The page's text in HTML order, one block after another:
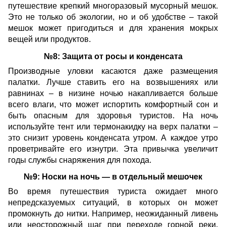
путешествие крепкий многоразовый мусорный мешок.
Это не только об экологии, но и об удобстве – такой
мешок может пригодиться и для хранения мокрых
вещей или продуктов.
№8: Защита от росы и конденсата
Производные уловки касаются даже размещения
палатки. Лучше ставить его на возвышениях или
равнинах – в низине ночью накапливается больше
всего влаги, что может испортить комфортный сон и
быть опасным для здоровья туристов. На ночь
используйте тент или термонакидку на верх палатки –
это снизит уровень конденсата утром. А каждое утро
проветривайте его изнутри. Эта привычка увеличит
годы службы снаряжения для похода.
№9: Носки на ночь — в отдельный мешочек
Во время путешествия туриста ожидает много
непредсказуемых ситуаций, в которых он может
промокнуть до нитки. Например, неожиданный ливень
или неосторожный шаг при переходе горной реки.